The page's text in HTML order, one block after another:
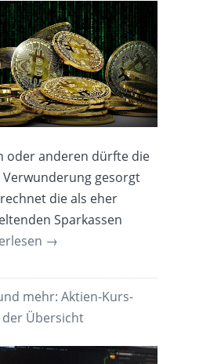
oder anderen dürfte die
gesorgt
die als eher
Sparkassen
→
mehr: Aktien-Kurs-
Übersicht